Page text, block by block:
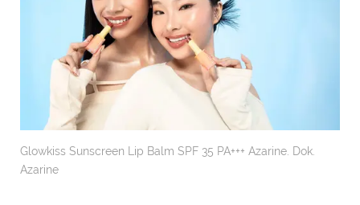
Glowkiss Sunscreen Lip Balm SPF 35 PA+++ Azarine. Dok.
Azarine